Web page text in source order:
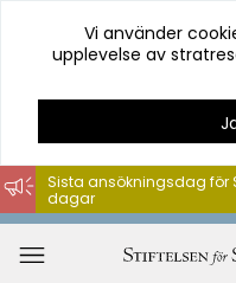
Hoppa
till
innehåll
Vi använder
upplevelse av
Sista ansökningsdag för
dagar